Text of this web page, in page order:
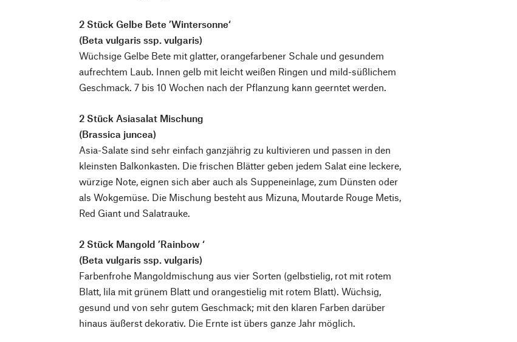
2 Stück Gelbe Bete ’Wintersonne‘
(Beta vulgaris ssp. vulgaris)
Wüchsige Gelbe Bete mit glatter, orangefarbener Schale und gesundem
aufrechtem Laub. Innen gelb mit leicht weißen Ringen und mild-süßlichem
Geschmack. 7 bis 10 Wochen nach der Pflanzung kann geerntet werden.
2 Stück Asiasalat Mischung
(Brassica juncea)
Asia-Salate sind sehr einfach ganzjährig zu kultivieren und passen in den
kleinsten Balkonkasten. Die frischen Blätter geben jedem Salat eine leckere,
würzige Note, eignen sich aber auch als Suppeneinlage, zum Dünsten oder
als Wokgemüse. Die Mischung besteht aus Mizuna, Moutarde Rouge Metis,
Red Giant und Salatrauke.
2 Stück Mangold ’Rainbow ‘
(Beta vulgaris ssp. vulgaris)
Farbenfrohe Mangoldmischung aus vier Sorten (gelbstielig, rot mit rotem
Blatt, lila mit grünem Blatt und orangestielig mit rotem Blatt). Wüchsig,
gesund und von sehr gutem Geschmack; mit den klaren Farben darüber
hinaus äußerst dekorativ. Die Ernte ist übers ganze Jahr möglich.